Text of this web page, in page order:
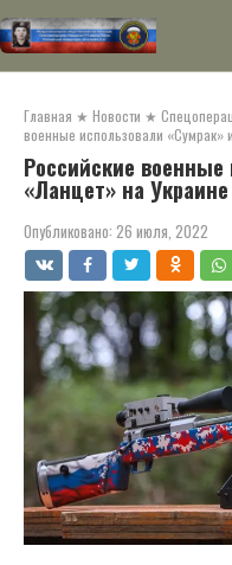
контенту
Главная ★ Новости ★
военные использовали «Сумрак»
Российские военные
«Ланцет» на Украине
Опубликовано: 26 июля, 2022